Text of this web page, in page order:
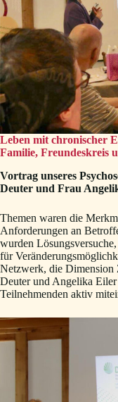
Leben mit chronischer
Familie, Freundeskreis
Vortrag unseres
Deuter und Frau
Themen waren die
Anforderungen an
wurden
für
Netzwerk, die Dimension
Deuter und Angelika
Teilnehmenden aktiv